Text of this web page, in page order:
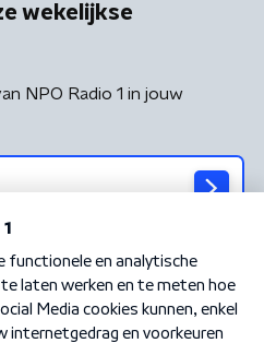
wekelijkse
NPO Radio 1 in jouw